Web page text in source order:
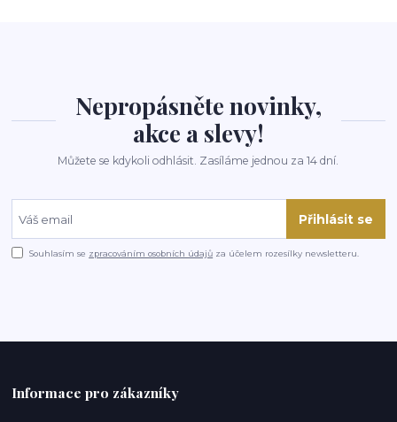
Nepropásněte novinky,
akce a slevy!
Můžete se kdykoli odhlásit. Zasíláme jednou za 14 dní.
Přihlásit se
Souhlasím se zpracováním osobních údajů za účelem rozesílky newsletteru.
Informace pro zákazníky